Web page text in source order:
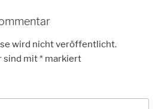
wird nicht veröffentlicht.
sind mit* markiert